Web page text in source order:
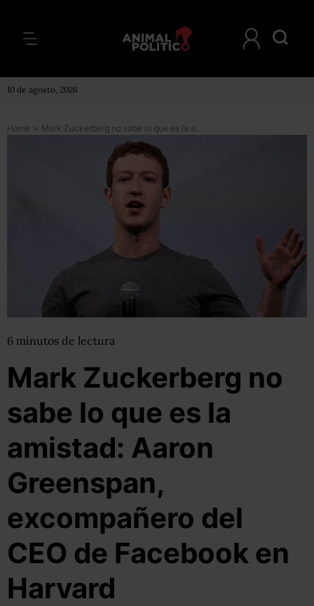
10 de agosto, 2026
Home > Mark Zuckerberg no sabe lo que es la amistad: Aaron Greenspan, excompañero del CEO de Facebook en Harvard
6 minutos de lectura
Mark Zuckerberg no
sabe lo que es la
amistad: Aaron
Greenspan,
excompañero del
CEO de Facebook en
Harvard